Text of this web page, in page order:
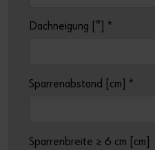
Dachneigung [°] *
Sparrenabstand [cm] *
Sparrenbreite ≥ 6 cm [cm]